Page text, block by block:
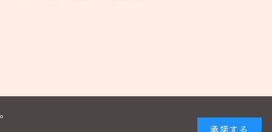
承諾する